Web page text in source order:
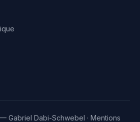
Gabriel Dabi-Schwebel · Mentions